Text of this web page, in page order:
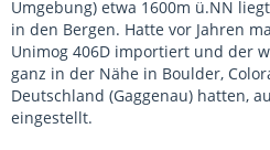
Umgebung) etwa 1600m ü.NN
in den Bergen. Hatte vor Jahren
Unimog 406D importiert und der
ganz in der Nähe in Boulder,
Deutschland (Gaggenau) hatten,
eingestellt.